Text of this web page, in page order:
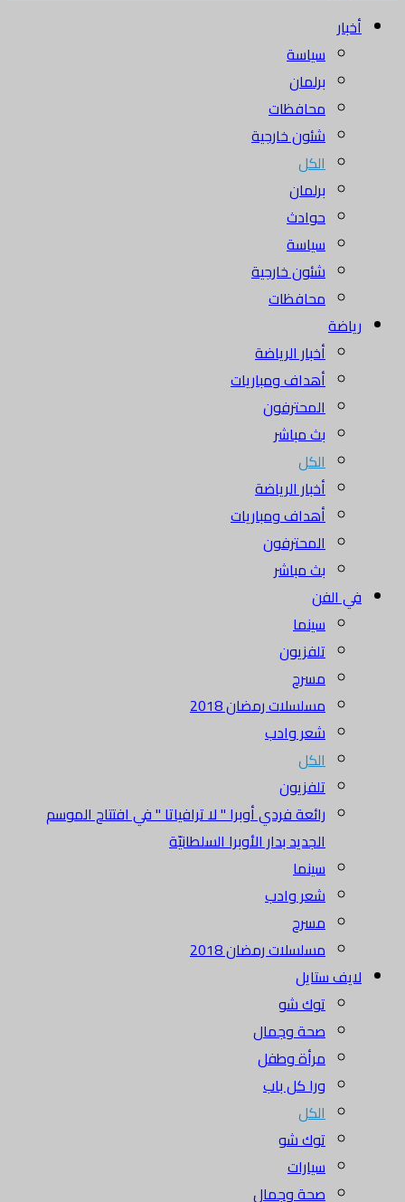
أخبار
سياسة
برلمان
محافظات
شئون خارجية
الكل
برلمان
حوادث
سياسة
شئون خارجية
محافظات
رياضة
أخبار الرياضة
أهداف ومباريات
المحترفون
بث مباشر
الكل
أخبار الرياضة
أهداف ومباريات
المحترفون
بث مباشر
في الفن
سينما
تلفزيون
مسرح
مسلسلات رمضان 2018
شعر وادب
الكل
تلفزيون
رائعة فردي أوبرا " لا ترافياتا " في افتتاح الموسم
الجديد بدار الأوبرا السلطانيّة
سينما
شعر وادب
مسرح
مسلسلات رمضان 2018
لايف ستايل
توك شو
صحة وجمال
مرأة وطفل
ورا كل باب
الكل
توك شو
سيارات
صحة وجمال